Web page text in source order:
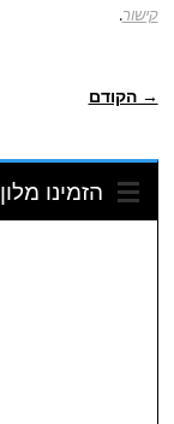
קישור.
→ הקודם
הזמינו מלון